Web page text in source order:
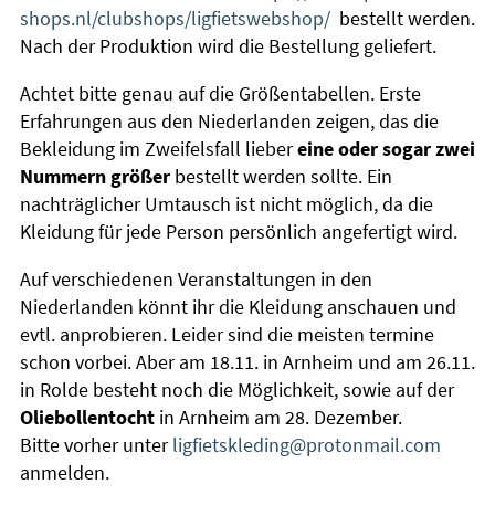
shops.nl/clubshops/ligfietswebshop/ bestellt werden.
Nach der Produktion wird die Bestellung geliefert.
Achtet bitte genau auf die Größentabellen. Erste
Erfahrungen aus den Niederlanden zeigen, das die
Bekleidung im Zweifelsfall liebereine oder sogar zwei
Nummern größer bestellt werden sollte. Ein
nachträglicher Umtausch ist nicht möglich, da die
Kleidung für jede Person persönlich angefertigt wird.
Auf verschiedenen Veranstaltungen in den
Niederlanden könnt ihr die Kleidung anschauen und
evtl. anprobieren. Leider sind die meisten termine
schon vorbei. Aber am 18.11. in Arnheim und am 26.11.
in Rolde besteht noch die Möglichkeit, sowie auf der
Oliebollentocht in Arnheim am 28. Dezember.
Bitte vorher unterligfietskleding@protonmail.com
anmelden.